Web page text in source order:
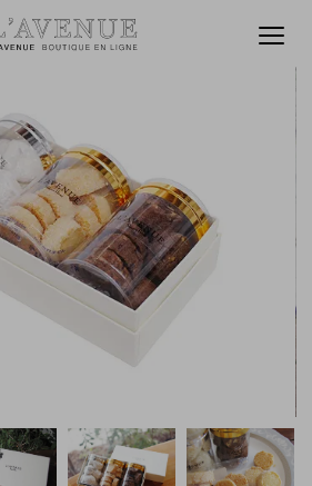
L'AVENUE BOUTIQUE
toggle
menu